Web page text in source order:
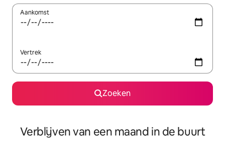
Aankomst
Vertrek
Zoeken
Verblijven van een maand in de buurt